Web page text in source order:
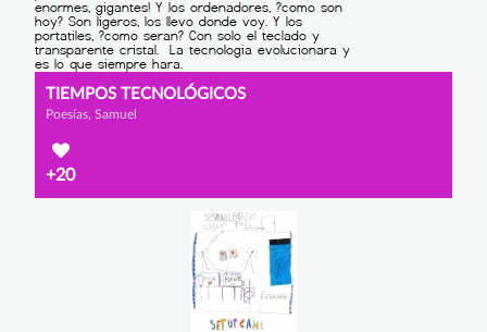
TIEMPOS TECNOLÓGICOS
Poesías, Samuel
+20